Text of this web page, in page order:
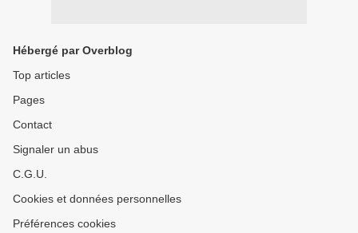
Hébergé par Overblog
Top articles
Pages
Contact
Signaler un abus
C.G.U.
Cookies et données personnelles
Préférences cookies